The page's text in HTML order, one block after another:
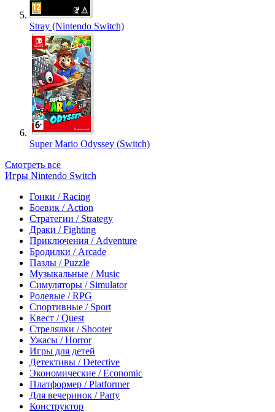
Stray (Nintendo Switch)
Super Mario Odyssey (Switch)
Смотреть все
Игры Nintendo Switch
Гонки / Racing
Боевик / Action
Стратегии / Strategy
Драки / Fighting
Приключения / Adventure
Бродилки / Arcade
Пазлы / Puzzle
Музыкальные / Music
Симуляторы / Simulator
Ролевые / RPG
Спортивные / Sport
Квест / Quest
Стрелялки / Shooter
Ужасы / Horror
Игры для детей
Детективы / Detective
Экономические / Economic
Платформер / Platformer
Для вечеринок / Party
Конструктор